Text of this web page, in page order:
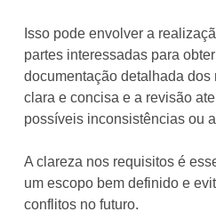
Isso pode envolver a
partes interessadas para
documentação detalhada
clara e concisa e a revisão
possíveis inconsistências ou
A clareza nos requisitos é
um escopo bem definido e
conflitos no futuro.